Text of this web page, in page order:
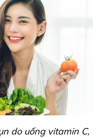
do uống vitamin C,